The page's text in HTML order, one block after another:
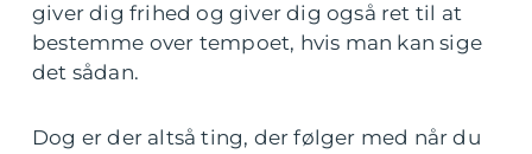
giver dig frihed og giver dig også ret til at
bestemme over tempoet, hvis man kan sige
det sådan.
Dog er der altså ting, der følger med når du